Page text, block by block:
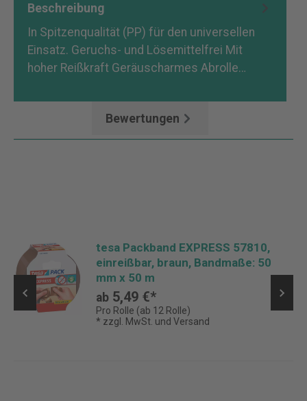
Beschreibung
In Spitzenqualität (PP) für den universellen
Einsatz. Geruchs- und Lösemittelfrei Mit
hoher Reißkraft Geräuscharmes Abrolle…
Bewertungen
tesa Packband EXPRESS 57810,
einreißbar, braun, Bandmaße: 50
mm x 50 m
ab 5,49 €*
Pro Rolle (ab 12 Rolle)
* zzgl. MwSt. und Versand